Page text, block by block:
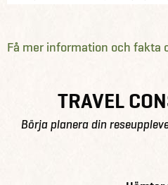
Få mer information och fakta
TRAVEL
Börja planera din